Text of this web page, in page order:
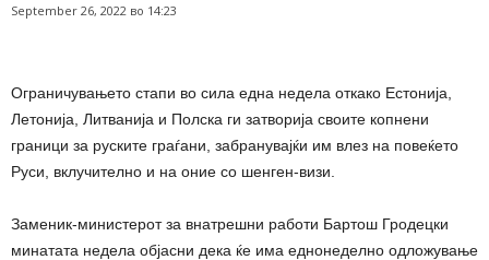
September 26, 2022 во 14:23
Ограничувањето стапи во сила една недела откако Естонија,
Летонија, Литванија и Полска ги затворија своите копнени
граници за руските граѓани, забранувајќи им влез на повеќето
Руси, вклучително и на оние со шенген-визи.
Заменик-министерот за внатрешни работи Бартош Гродецки
минатата недела објасни дека ќе има еднонеделно одложување